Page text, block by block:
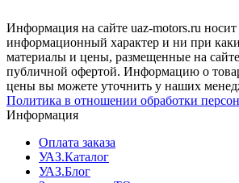
Информация на сайте uaz-motors.ru
информационный характер и ни при
материалы и цены, размещенные на
публичной офертой. Информацию о
цены вы можете уточнить у наших
Политика в отношении обработки
Информация
Оплата заказа
УАЗ.Каталог
УАЗ.Блог